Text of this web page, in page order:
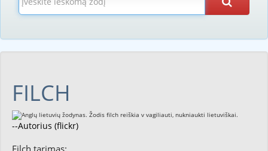
FILCH
--Autorius (flickr)
Filch tarimas: